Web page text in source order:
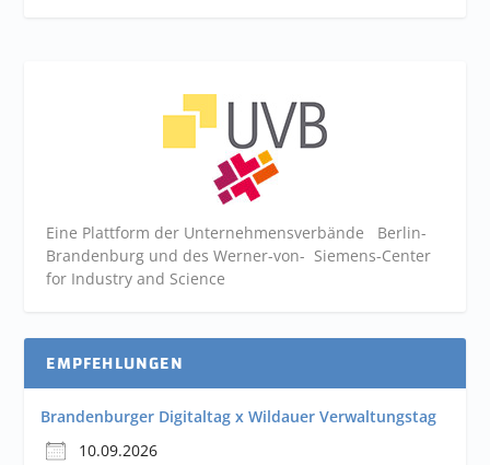
Eine Plattform der Unternehmensverbände Berlin-
Brandenburg und des Werner-von- Siemens-Center
for Industry and Science
EMPFEHLUNGEN
Brandenburger Digitaltag x Wildauer Verwaltungstag
10.09.2026